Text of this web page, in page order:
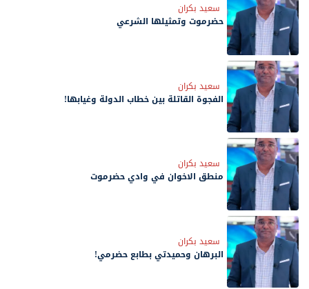
سعيد بكران
حضرموت وتمثيلها الشرعي
سعيد بكران
الفجوة القاتلة بين خطاب الدولة وغيابها!
سعيد بكران
منطق الاخوان في وادي حضرموت
سعيد بكران
البرهان وحميدتي بطابع حضرمي!